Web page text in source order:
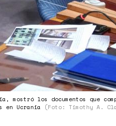
mostró los documentos que
en Ucrania
(Foto: Timothy A.